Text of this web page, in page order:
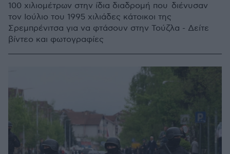
100 χιλιομέτρων στην ίδια διαδρομή που διένυσαν
τον Ιούλιο του 1995 χιλιάδες κάτοικοι της
Σρεμπρένιτσα για να φτάσουν στην Τούζλα - Δείτε
βίντεο και φωτογραφίες